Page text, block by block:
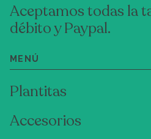
Aceptamos todas la
débito y Paypal.
MENÚ
Plantitas
Accesorios